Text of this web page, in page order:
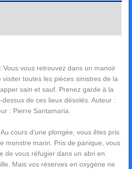
Vous vous retrouvez dans un manoir
toutes les pièces sinistres de la
sain et sauf. Prenez garde à la
de ces lieux désolés. Auteur :
: Pierre Santamaria.
cours d’une plongée, vous êtes pris
monstre marin. Pris de panique, vous
de vous réfugier dans un abri en
Mais vos réserves en oxygène ne